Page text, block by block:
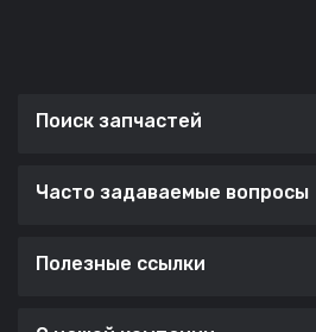
Поиск запчастей
Часто задаваемые вопросы
Полезные ссылки